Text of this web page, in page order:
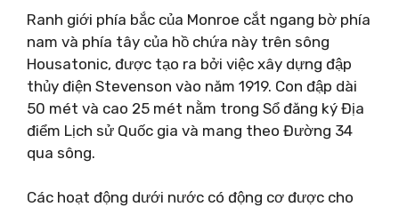
Ranh giới phía bắc của Monroe cắt ngang bờ phía
nam và phía tây của hồ chứa này trên sông
Housatonic, được tạo ra bởi việc xây dựng đập
thủy điện Stevenson vào năm 1919. Con đập dài
50 mét và cao 25 ​​mét nằm trong Sổ đăng ký Địa
điểm Lịch sử Quốc gia và mang theo Đường 34
qua sông.
Các hoạt động dưới nước có động cơ được cho